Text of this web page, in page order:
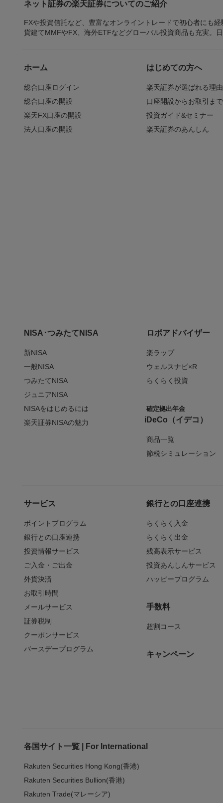
ネット証券の楽天証券についてのご紹介
FXや投資信託など、豊富なオンライントレードで初心者にも
貨建てMMFやFX、海外ETFなどグローバル投資商品も充実。
ホーム
総合口座ログイン
総合口座の開設
楽天FX口座の開設
法人口座の開設
はじめての方へ
楽天証券が選ばれる理由
口座開設からお取引ま
投資ガイド&セミナー
楽天証券のあんしん
NISA･つみたてNISA
新NISA
一般NISA
つみたてNISA
ジュニアNISA
NISAをはじめるには
楽天証券NISAの魅力
ロボアドバイザー
楽ラップ
ウェルスナビ×R
らくらく投資
確定拠出年金
iDeCo（イデコ）
商品一覧
節税シミュレーション
サービス
ポイントプログラム
銀行との口座連携
投資情報サービス
ご入金・ご出金
外貨決済
お取引時間
メールサービス
証券税制
クーポンサービス
バースデープログラム
銀行との口座連携
らくらく入金
らくらく出金
残高表示サービス
投資あんしんサービス
ハッピープログラム
手数料
超割コース
キャンペーン
各国サイト一覧 | For International
Rakuten Securities Hong Kong(香港)
Rakuten Securities Bullion(香港)
Rakuten Trade(マレーシア)